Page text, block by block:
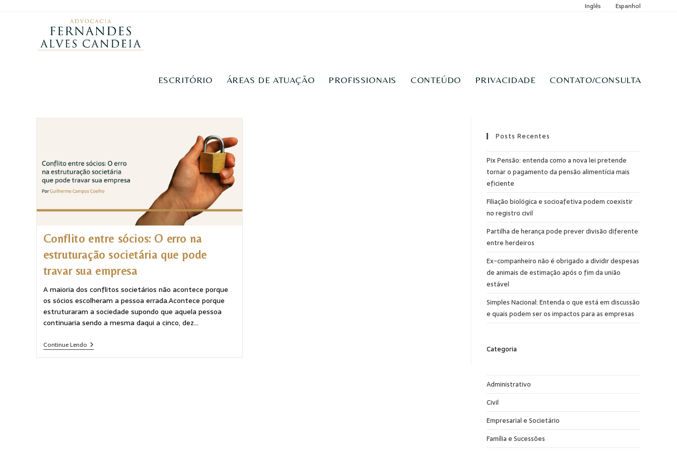
Inglês Espanhol
ESCRITÓRIO ÁREAS DE ATUAÇÃO PROFISSIONAIS CONTEÚDO PRIVACIDADE CONTATO/CONSULTA
Conflito entre sócios: O erro na
estruturação societária que pode
travar sua empresa
A maioria dos conflitos societários não acontece porque
os sócios escolheram a pessoa errada.Acontece porque
estruturaram a sociedade supondo que aquela pessoa
continuaria sendo a mesma daqui a cinco, dez…
Continue Lendo
Posts Recentes
Pix Pensão: entenda como a nova lei pretende
tornar o pagamento da pensão alimentícia mais
eficiente
Filiação biológica e socioafetiva podem coexistir
no registro civil
Partilha de herança pode prever divisão diferente
entre herdeiros
Ex-companheiro não é obrigado a dividir despesas
de animais de estimação após o fim da união
estável
Simples Nacional: Entenda o que está em discussão
e quais podem ser os impactos para as empresas
Categoria
Administrativo
Civil
Empresarial e Societário
Família e Sucessões